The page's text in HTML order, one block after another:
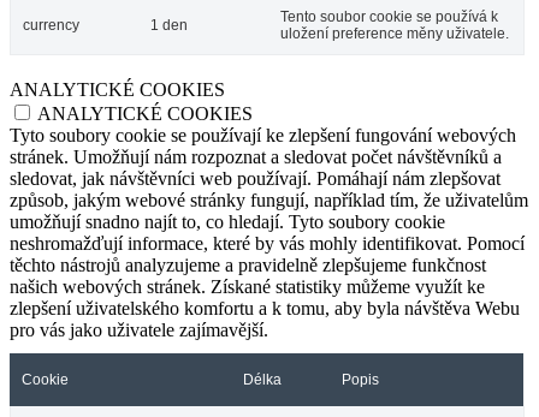
currency 1 den
Tento soubor cookie se používá k
uložení preference měny uživatele.
ANALYTICKÉ COOKIES
ANALYTICKÉ COOKIES
Tyto soubory cookie se používají ke zlepšení fungování webových
stránek. Umožňují nám rozpoznat a sledovat počet návštěvníků a
sledovat, jak návštěvníci web používají. Pomáhají nám zlepšovat
způsob, jakým webové stránky fungují, například tím, že uživatelům
umožňují snadno najít to, co hledají. Tyto soubory cookie
neshromažďují informace, které by vás mohly identifikovat. Pomocí
těchto nástrojů analyzujeme a pravidelně zlepšujeme funkčnost
našich webových stránek. Získané statistiky můžeme využít ke
zlepšení uživatelského komfortu a k tomu, aby byla návštěva Webu
pro vás jako uživatele zajímavější.
Cookie Délka Popis